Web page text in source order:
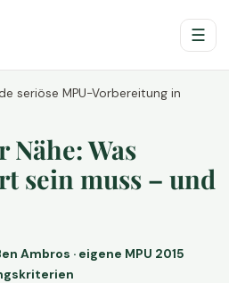
☰
seriöse MPU-Vorbereitung in
Was
sein muss – und
Ambros · eigene MPU 2015